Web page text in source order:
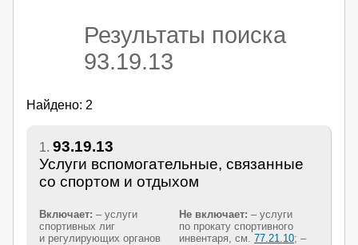
Результаты поиска
93.19.13
Найдено: 2
1. 93.19.13
Услуги вспомогательные, связанные
со спортом и отдыхом
Включает: – услуги
спортивных лиг
и регулирующих органов
Не включает: – услуги
по прокату спортивного
инвентаря, см. 77.21.10; –